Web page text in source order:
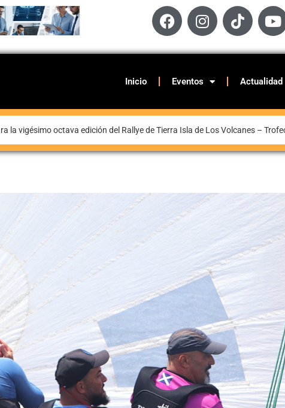
Inicio Eventos Actualidad